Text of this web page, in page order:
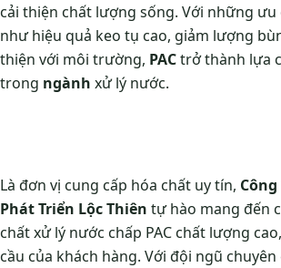
cải thiện chất lượng sống. Với những
như hiệu quả keo tụ cao, giảm lượng
thiện với môi trường, PACtrở thành lựa
trong ngành xử lý nước.
Là đơn vị cung cấp hóa chất uy tín,
Phát Triển Lộc Thiên tự hào mang đến
chất xử lý nước chấp PACchất lượng
cầu của khách hàng. Với đội ngũ